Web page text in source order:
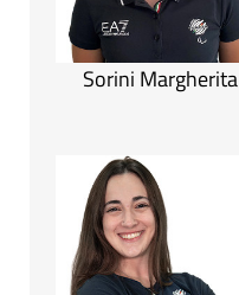
Sorini Margherita